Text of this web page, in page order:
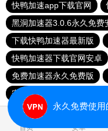
快鸭加速app下载官网
黑洞加速器3.0.6永久免费
下载快鸭加速器最新版
快鸭加速器下载官网安卓
免费加速器永久免费版
安易加速器
首页 安卓
永久免费使用